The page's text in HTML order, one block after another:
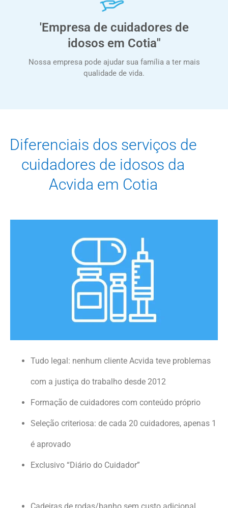
'Empresa de cuidadores de
idosos em Cotia"
Nossa empresa pode ajudar sua família a ter mais
qualidade de vida.
Diferenciais dos serviços de
cuidadores de idosos da
Acvida em Cotia
Tudo legal: nenhum cliente Acvida teve problemas
com a justiça do trabalho desde 2012
Formação de cuidadores com conteúdo próprio
Seleção criteriosa: de cada 20 cuidadores, apenas 1
é aprovado
Exclusivo “Diário do Cuidador”